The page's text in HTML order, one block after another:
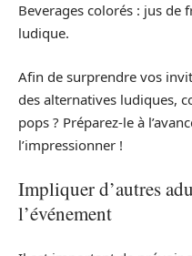
Beverages colorés : jus de
ludique.
Afin de surprendre vos
des alternatives ludiques,
pops ? Préparez-le à
l’impressionner !
Impliquer d’autres
l’événement